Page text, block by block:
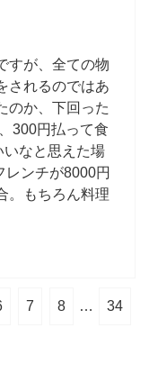
すが、全ての物
されるのではあ
のか、下回った
300円払って食
なと思えた場
ンチが8000円
。もちろん料理
7 8 … 34